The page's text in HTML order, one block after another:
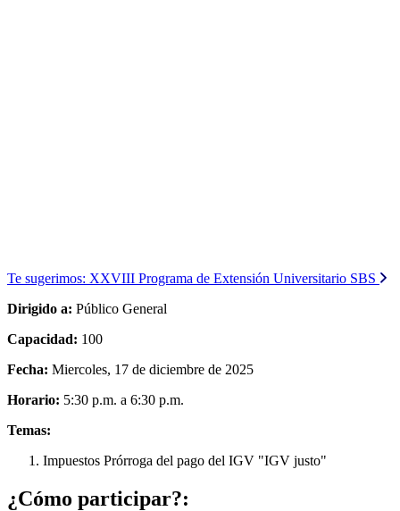
Te sugerimos: XXVIII Programa de Extensión Universitario SBS
Dirigido a: Público General
Capacidad: 100
Fecha: Miercoles, 17 de diciembre de 2025
Horario: 5:30 p.m. a 6:30 p.m.
Temas:
Impuestos Prórroga del pago del IGV "IGV justo"
¿Cómo participar?: